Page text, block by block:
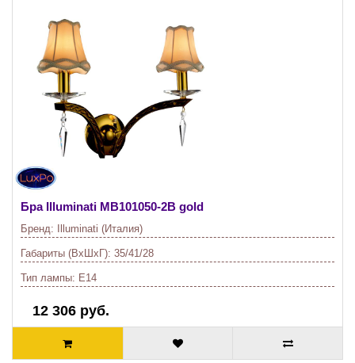
Бра Illuminati MB101050-2B gold
Бренд: Illuminati (Италия)
Габариты (ВхШхГ): 35/41/28
Тип лампы: E14
12 306 руб.